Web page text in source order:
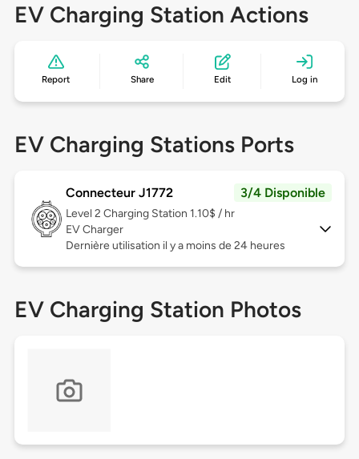
EV Charging Station Actions
Report Share Edit Log in
EV Charging Stations Ports
Connecteur J1772 3/4 Disponible
Level 2 Charging Station 1.10$ / hr
EV Charger
Dernière utilisation il y a moins de 24 heures
EV Charging Station Photos